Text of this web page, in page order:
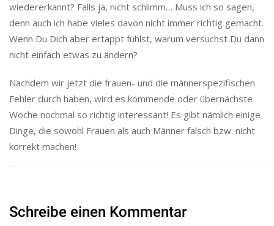
wiedererkannt? Falls ja, nicht schlimm… Muss ich so sagen,
denn auch ich habe vieles davon nicht immer richtig gemacht.
Wenn Du Dich aber ertappt fühlst, warum versuchst Du dann
nicht einfach etwas zu ändern?
Nachdem wir jetzt die frauen- und die männerspezifischen
Fehler durch haben, wird es kommende oder übernächste
Woche nochmal so richtig interessant! Es gibt nämlich einige
Dinge, die sowohl Frauen als auch Männer falsch bzw. nicht
korrekt machen!
Schreibe einen Kommentar